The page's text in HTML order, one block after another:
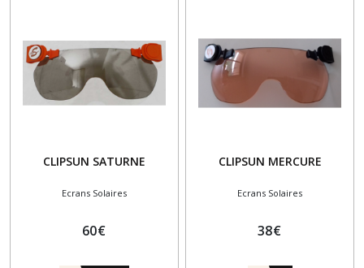
CLIPSUN SATURNE
Ecrans Solaires
60€
CLIPSUN MERCURE
Ecrans Solaires
38€